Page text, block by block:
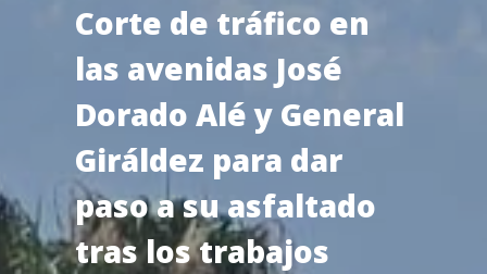
Corte de tráfico en
las avenidas José
Dorado Alé y General
Giráldez para dar
paso a su asfaltado
tras los trabajos